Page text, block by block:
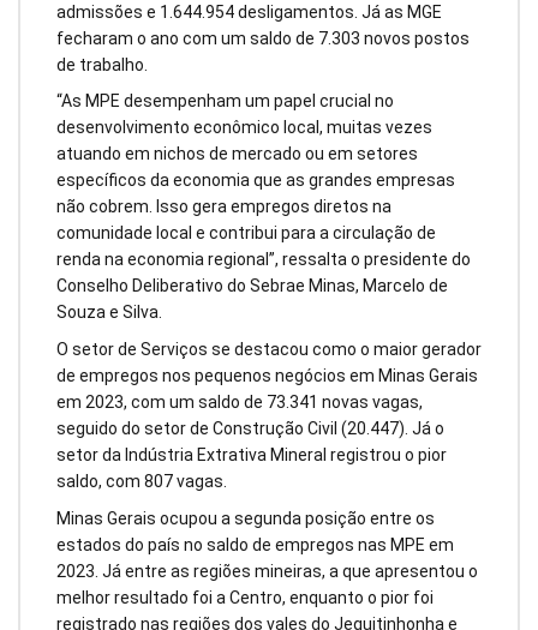
admissões e 1.644.954 desligamentos. Já as MGE
fecharam o ano com um saldo de 7.303 novos postos
de trabalho.
“As MPE desempenham um papel crucial no
desenvolvimento econômico local, muitas vezes
atuando em nichos de mercado ou em setores
específicos da economia que as grandes empresas
não cobrem. Isso gera empregos diretos na
comunidade local e contribui para a circulação de
renda na economia regional”, ressalta o presidente do
Conselho Deliberativo do Sebrae Minas, Marcelo de
Souza e Silva.
O setor de Serviços se destacou como o maior gerador
de empregos nos pequenos negócios em Minas Gerais
em 2023, com um saldo de 73.341 novas vagas,
seguido do setor de Construção Civil (20.447). Já o
setor da Indústria Extrativa Mineral registrou o pior
saldo, com 807 vagas.
Minas Gerais ocupou a segunda posição entre os
estados do país no saldo de empregos nas MPE em
2023. Já entre as regiões mineiras, a que apresentou o
melhor resultado foi a Centro, enquanto o pior foi
registrado nas regiões dos vales do Jequitinhonha e